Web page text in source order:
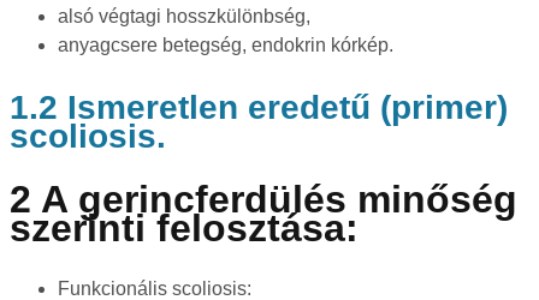
alsó végtagi hosszkülönbség,
anyagcsere betegség, endokrin kórkép.
1.2 Ismeretlen eredetű (primer)
scoliosis.
2 A gerincferdülés minőség
szerinti felosztása:
Funkcionális scoliosis: